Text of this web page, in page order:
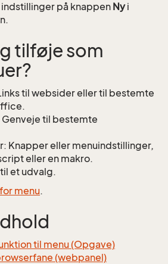
på knappenNyi
tilføje som
til websider eller til bestemte
til bestemte
Knapper eller menuindstillinger,
eller en makro.
et udvalg.
menu.
til menu (Opgave)
(webpanel)